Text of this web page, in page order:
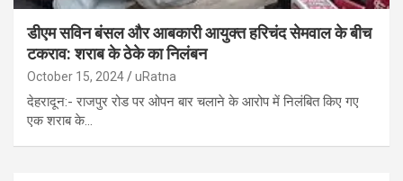
डीएम सविन बंसल और आबकारी आयुक्त हरिचंद सेमवाल के बीच
टकराव: शराब के ठेके का निलंबन
October 15, 2024 uRatna
देहरादून:- राजपुर रोड पर ओपन बार चलाने के आरोप में निलंबित किए गए
एक शराब के…